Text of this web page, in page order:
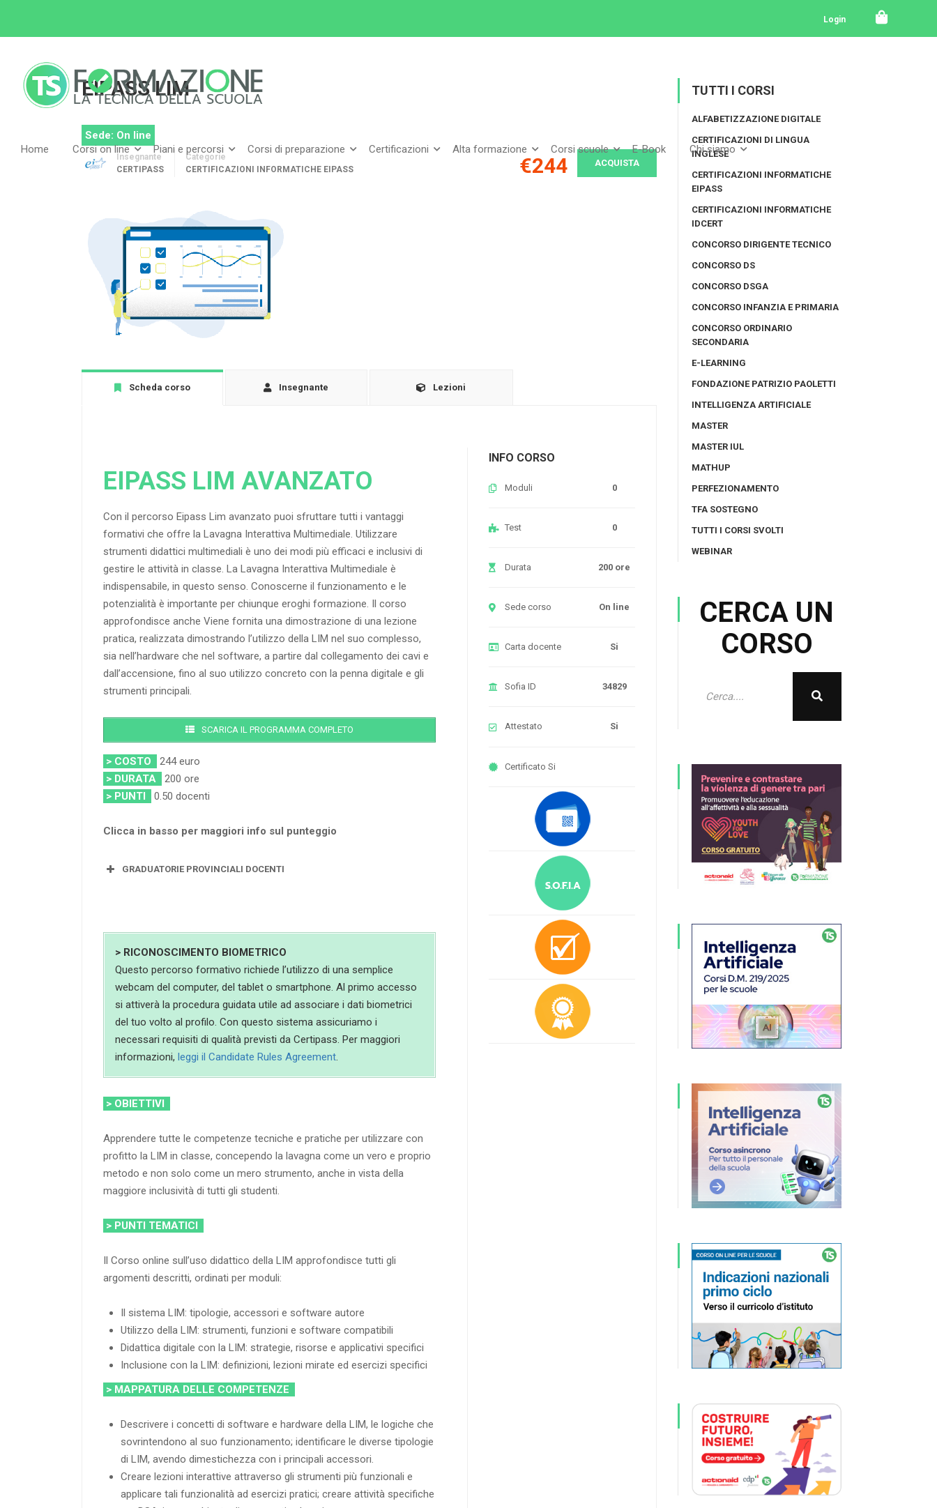
Login
Home Corsi on line Piani e percorsi Corsi di preparazione Certificazioni Alta formazione Corsi scuole E-Book Chi siamo
EIPASS LIM
Sede: On line
Insegnante
CERTIPASS
Categorie
CERTIFICAZIONI INFORMATICHE EIPASS
€244 ACQUISTA
Scheda corso Insegnante Lezioni
EIPASS LIM AVANZATO
Con il percorso Eipass Lim avanzato puoi sfruttare tutti i vantaggi
formativi che offre la Lavagna Interattiva Multimediale. Utilizzare
strumenti didattici multimediali è uno dei modi più efficaci e inclusivi di
gestire le attività in classe. La Lavagna Interattiva Multimediale è
indispensabile, in questo senso. Conoscerne il funzionamento e le
potenzialità è importante per chiunque eroghi formazione. Il corso
approfondisce anche Viene fornita una dimostrazione di una lezione
pratica, realizzata dimostrando l’utilizzo della LIM nel suo complesso,
sia nell’hardware che nel software, a partire dal collegamento dei cavi e
dall’accensione, fino al suo utilizzo concreto con la penna digitale e gli
strumenti principali.
SCARICA IL PROGRAMMA COMPLETO
> COSTO
244 euro
> DURATA
200 ore
> PUNTI
0.50 docenti
Clicca in basso per maggiori info sul punteggio
GRADUATORIE PROVINCIALI DOCENTI
> RICONOSCIMENTO BIOMETRICO
Questo percorso formativo richiede l’utilizzo di una semplice
webcam del computer, del tablet o smartphone. Al primo accesso
si attiverà la procedura guidata utile ad associare i dati biometrici
del tuo volto al profilo. Con questo sistema assicuriamo i
necessari requisiti di qualità previsti da Certipass. Per maggiori
informazioni, leggi il Candidate Rules Agreement
> OBIETTIVI
Apprendere tutte le competenze tecniche e pratiche per utilizzare con
profitto la LIM in classe, concependo la lavagna come un vero e proprio
metodo e non solo come un mero strumento, anche in vista della
maggiore inclusività di tutti gli studenti.
> PUNTI TEMATICI
Il Corso online sull’uso didattico della LIM approfondisce tutti gli
argomenti descritti, ordinati per moduli:
Il sistema LIM: tipologie, accessori e software autore
Utilizzo della LIM: strumenti, funzioni e software compatibili
Didattica digitale con la LIM: strategie, risorse e applicativi specifici
Inclusione con la LIM: definizioni, lezioni mirate ed esercizi specifici
> MAPPATURA DELLE COMPETENZE
Descrivere i concetti di software e hardware della LIM, le logiche che
sovrintendono al suo funzionamento; identificare le diverse tipologie
di LIM, avendo dimestichezza con i principali accessori.
Creare lezioni interattive attraverso gli strumenti più funzionali e
applicare tali funzionalità ad esercizi pratici; creare attività specifiche
INFO CORSO
Moduli 0
Test 0
Durata 200 ore
Sede corso On line
Carta docente Si
Sofia ID 34829
Attestato Si
Certificato Si
TUTTI I CORSI
ALFABETIZZAZIONE DIGITALE
CERTIFICAZIONI DI LINGUA
INGLESE
CERTIFICAZIONI INFORMATICHE
EIPASS
CERTIFICAZIONI INFORMATICHE
IDCERT
CONCORSO DIRIGENTE TECNICO
CONCORSO DS
CONCORSO DSGA
CONCORSO INFANZIA E PRIMARIA
CONCORSO ORDINARIO
SECONDARIA
E-LEARNING
FONDAZIONE PATRIZIO PAOLETTI
INTELLIGENZA ARTIFICIALE
MASTER
MASTER IUL
MATHUP
PERFEZIONAMENTO
TFA SOSTEGNO
TUTTI I CORSI SVOLTI
WEBINAR
CERCA UN
CORSO